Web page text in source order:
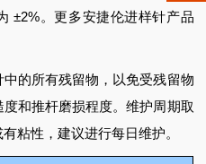
±2%。更多安捷伦进样针产品
的所有残留物，以免受残留物
和推杆磨损程度。维护周期取
粘性，建议进行每日维护。